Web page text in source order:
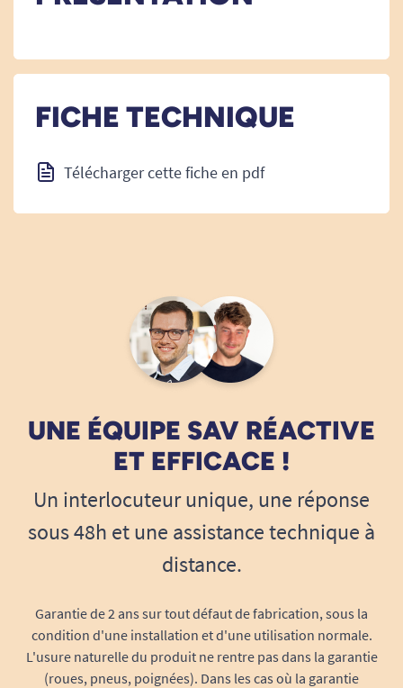
FICHE TECHNIQUE
Télécharger cette fiche en pdf
UNE ÉQUIPE SAV RÉACTIVE
ET EFFICACE !
Un interlocuteur unique, une réponse
sous 48h et une assistance technique à
distance.
Garantie de 2 ans sur tout défaut de fabrication, sous la
condition d'une installation et d'une utilisation normale.
L'usure naturelle du produit ne rentre pas dans la garantie
(roues, pneus, poignées). Dans les cas où la garantie